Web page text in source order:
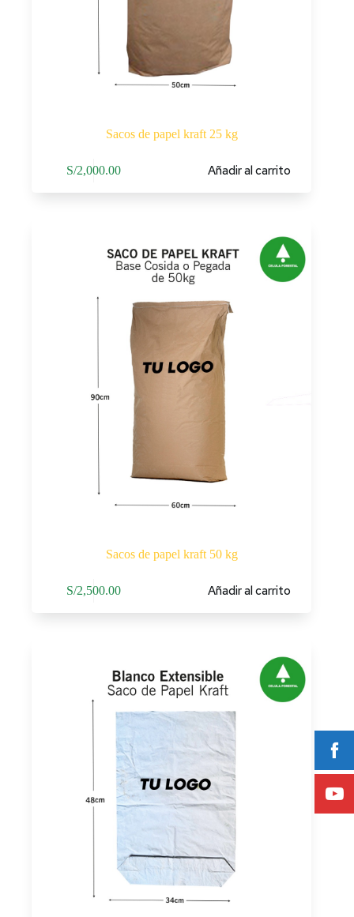
Sacos de papel kraft 25 kg
S/2,000.00 Añadir al carrito
Sacos de papel kraft 50 kg
S/2,500.00 Añadir al carrito